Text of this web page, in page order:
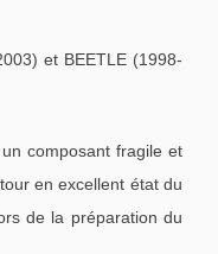
et BEETLE (1998-
composant fragile et
en excellent état du
de la préparation du